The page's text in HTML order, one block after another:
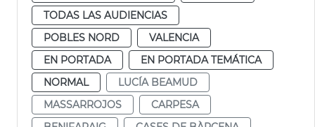
TODAS LAS AUDIENCIAS
POBLES NORD
VALENCIA
EN PORTADA
EN PORTADA TEMÁTICA
NORMAL
LUCÍA BEAMUD
MASSARROJOS
CARPESA